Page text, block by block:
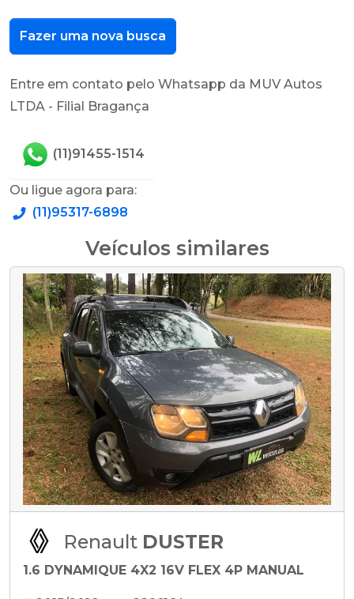
Fazer uma nova busca
Entre em contato pelo Whatsapp da MUV Autos
LTDA - Filial Bragança
(11)91455-1514
Ou ligue agora para:
(11)95317-6898
Veículos similares
Renault DUSTER
1.6 DYNAMIQUE 4X2 16V FLEX 4P MANUAL